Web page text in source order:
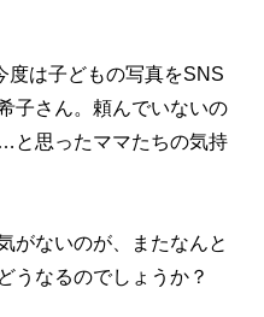
度は子どもの写真をSNS
子さん。頼んでいないの
と思ったママたちの気持
がないのが、またなんと
うなるのでしょうか？